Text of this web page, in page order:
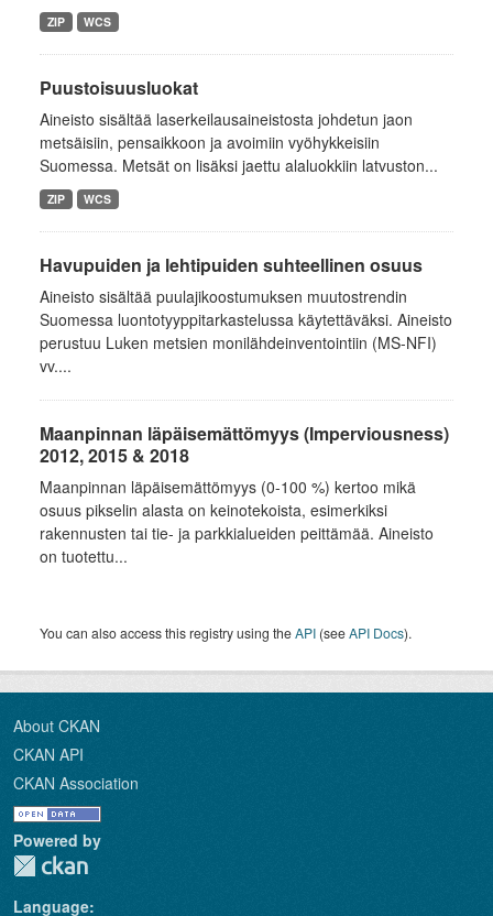
ZIP WCS
Puustoisuusluokat
Aineisto sisältää laserkeilausaineistosta johdetun jaon
metsäisiin, pensaikkoon ja avoimiin vyöhykkeisiin
Suomessa. Metsät on lisäksi jaettu alaluokkiin latvuston...
ZIP WCS
Havupuiden ja lehtipuiden suhteellinen osuus
Aineisto sisältää puulajikoostumuksen muutostrendin
Suomessa luontotyyppitarkastelussa käytettäväksi. Aineisto
perustuu Luken metsien monilähdeinventointiin (MS-NFI)
vv....
Maanpinnan läpäisemättömyys (Imperviousness)
2012, 2015 & 2018
Maanpinnan läpäisemättömyys (0-100 %) kertoo mikä
osuus pikselin alasta on keinotekoista, esimerkiksi
rakennusten tai tie- ja parkkialueiden peittämää. Aineisto
on tuotettu...
You can also access this registry using theAPI (seeAPI Docs).
About CKAN
CKAN API
CKAN Association
Powered by
Language